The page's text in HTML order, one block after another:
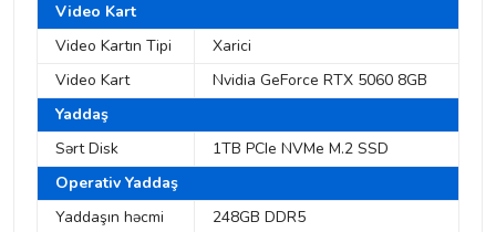
Video Kart
Video Kartın Tipi
Xarici
Video Kart
Nvidia GeForce RTX 5060 8GB
Yaddaş
Sərt Disk
1TB PCIe NVMe M.2 SSD
Operativ Yaddaş
Yaddaşın həcmi
248GB DDR5